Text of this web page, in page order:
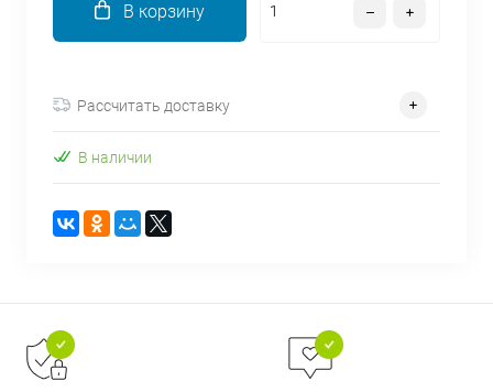
В корзину
Рассчитать доставку
В наличии
недели